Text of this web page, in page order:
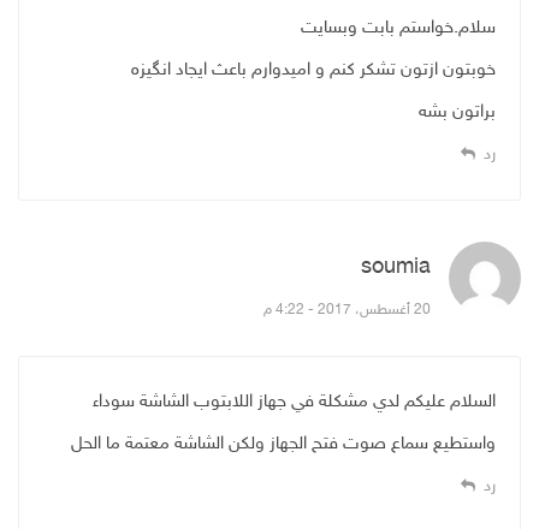
سلام.خواستم بابت وبسایت
خوبتون ازتون تشکر کنم و امیدوارم باعث ایجاد انگیزه
براتون بشه
رد
soumia
20 أغسطس، 2017 - 4:22 م
السلام عليكم لدي مشكلة في جهاز اللابتوب الشاشة سوداء
واستطيع سماع صوت فتح الجهاز ولكن الشاشة معتمة ما الحل
رد